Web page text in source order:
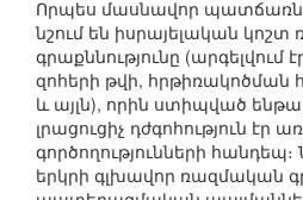
Որպես մասնավոր
նշում են իսրայելական
գրաքննությունը (արգելվում
զոհերի թվի,
և այլն), որին ստիպված
լրացուցիչ դժգոհություն էր
գործողությունների
երկրի գլխավոր ռազմական